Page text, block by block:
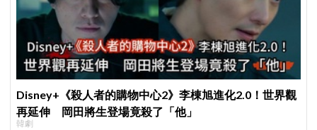
Disney+《殺人者的購物中心2》李棟旭進化2.0！世界觀
再延伸 岡田將生登場竟殺了「他」
韓劇